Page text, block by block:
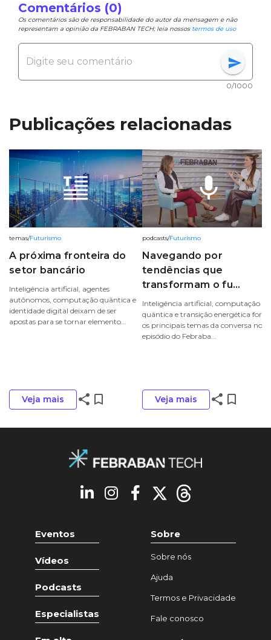
Comentários (0)
Os comentários são de responsabilidade do autor da mensagem e não
representam a opinião da FEBRABAN TECH; leia nossos termos de uso
send
0/1000
Publicações relacionadas
temas/Futurismo
A próxima fronteira do
setor bancário
Inteligência artificial, agentes
autônomos, computação quântica e
identidade digital deixam de ser
apostas para se tornar elemento...
Veja mais share bookmark_border
mic
podcasts/Futurismo
Navegando por
tendências que
transformam o fu...
Inteligência artificial, computação
quântica e transição energética
os principais temas da conversa novo
episódio do Febraba...
Veja mais share bookmark_border
Eventos
Vídeos
Podcasts
Especialistas
Sobre
Sobre nós
Ajuda
Termos e Privacidade
Fale conosco